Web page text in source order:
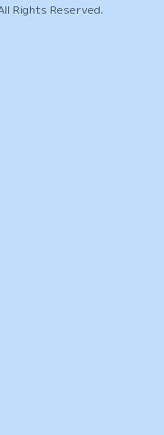
Rights Reserved.